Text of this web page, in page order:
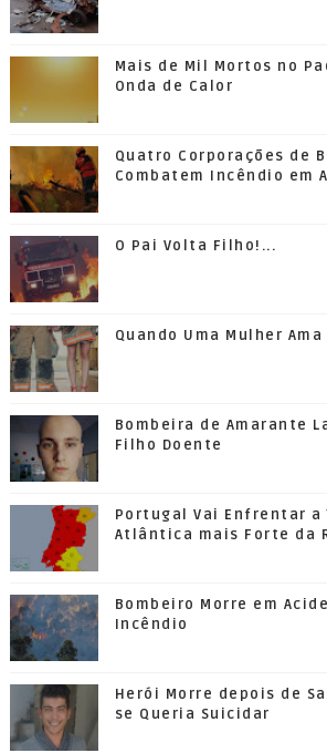
Mais de Mil Mortos no
Onda de Calor
Quatro Corporações de
Combatem Incêndio em
O Pai Volta Filho!...
Quando Uma Mulher
Bombeira de Amarante
Filho Doente
Portugal Vai Enfrentar a
Atlântica mais Forte da
Bombeiro Morre em
Incêndio
Herói Morre depois de
se Queria Suicidar